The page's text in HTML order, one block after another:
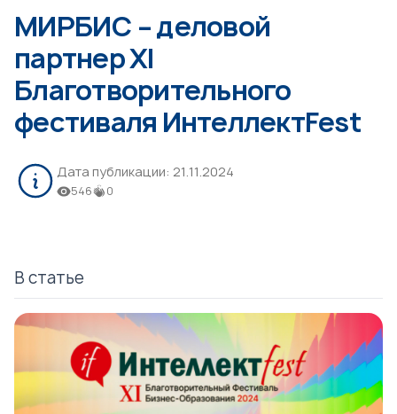
МИРБИС – деловой
партнер XI
Благотворительного
фестиваля ИнтеллектFest
Дата публикации: 21.11.2024
546 0
В статье